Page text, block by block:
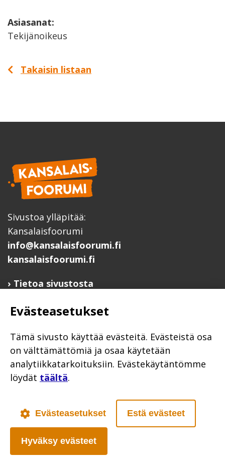
Asiasanat:
Tekijänoikeus
Takaisin listaan
Sivustoa ylläpitää:
Kansalaisfoorumi
info@kansalaisfoorumi.fi
kansalaisfoorumi.fi
Tietoa sivustosta
Ilmoita järjestösi järjestöhakemistoon
Järjestötietäjä-testi
Anna palautetta
Saavutettavuusseloste
Evästekäytännöt
Poutapilvi web design
Evästeasetukset
Tämä sivusto käyttää evästeitä. Evästeistä osa
on välttämättömiä ja osaa käytetään
analytiikkatarkoituksiin. Evästekäytäntömme
löydät täältä.
Evästeasetukset Estä evästeet
Hyväksy evästeet